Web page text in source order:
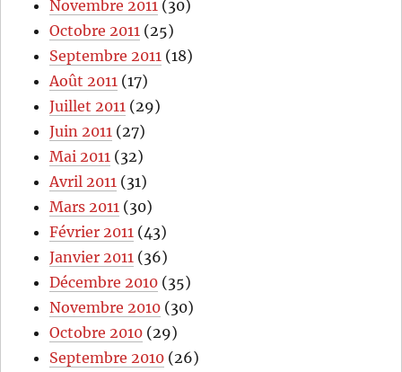
Novembre 2011 (30)
Octobre 2011 (25)
Septembre 2011 (18)
Août 2011 (17)
Juillet 2011 (29)
Juin 2011 (27)
Mai 2011 (32)
Avril 2011 (31)
Mars 2011 (30)
Février 2011 (43)
Janvier 2011 (36)
Décembre 2010 (35)
Novembre 2010 (30)
Octobre 2010 (29)
Septembre 2010 (26)